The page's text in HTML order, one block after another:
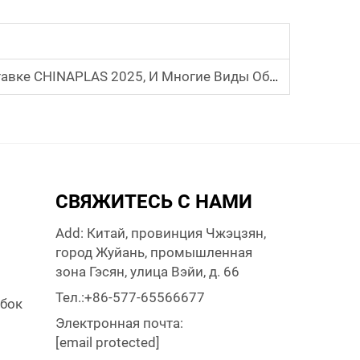
И Многие Виды Оборудования Привлекли Внимание
СВЯЖИТЕСЬ С НАМИ
Add: Китай, провинция Чжэцзян,
город Жуйань, промышленная
зона Гэсян, улица Вэйи, д. 66
Тел.:+86-577-65566677
Электронная почта:
[email protected]